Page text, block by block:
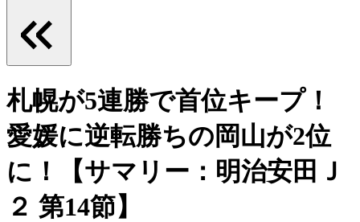
札幌が5連勝で首位キープ！
愛媛に逆転勝ちの岡山が2位
に！【サマリー：明治安田Ｊ
２ 第14節】